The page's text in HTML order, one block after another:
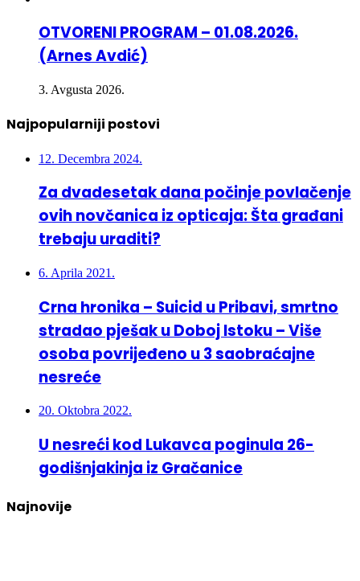
OTVORENI PROGRAM – 01.08.2026.
(Arnes Avdić)
3. Avgusta 2026.
Najpopularniji postovi
12. Decembra 2024.
Za dvadesetak dana počinje povlačenje
ovih novčanica iz opticaja: Šta građani
trebaju uraditi?
6. Aprila 2021.
Crna hronika – Suicid u Pribavi, smrtno
stradao pješak u Doboj Istoku – Više
osoba povrijeđeno u 3 saobraćajne
nesreće
20. Oktobra 2022.
U nesreći kod Lukavca poginula 26-
godišnjakinja iz Gračanice
Najnovije